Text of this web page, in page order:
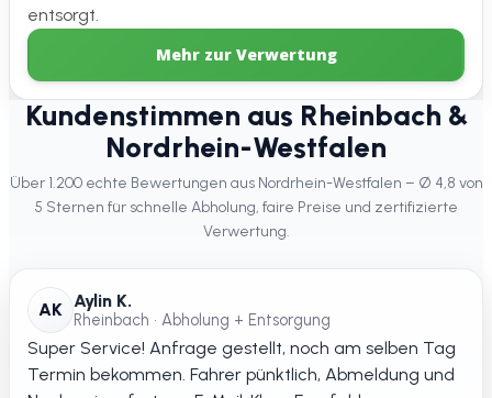
entsorgt.
Mehr zur Verwertung
Kundenstimmen aus Rheinbach &
Nordrhein-Westfalen
Über 1.200 echte Bewertungen aus Nordrhein-Westfalen – Ø 4,8 von
5 Sternen für schnelle Abholung, faire Preise und zertifizierte
Verwertung.
AK Aylin K.
Rheinbach • Abholung + Entsorgung
Super Service! Anfrage gestellt, noch am selben Tag
Termin bekommen. Fahrer pünktlich, Abmeldung und